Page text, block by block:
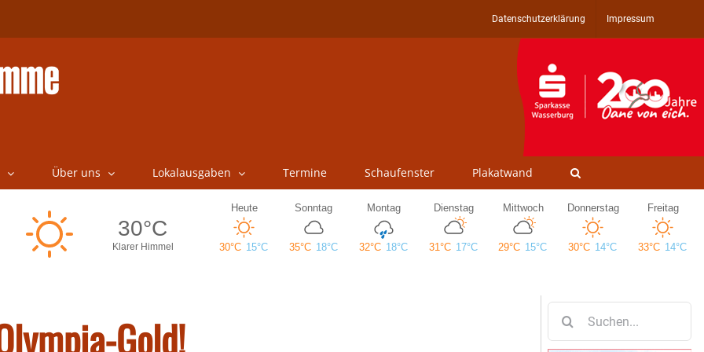
Datenschutzerklärung Impressum
Über uns Lokalausgaben Termine Schaufenster Plakatwand
Gold!
nach: